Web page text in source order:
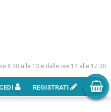
8:30 alle 13 e dalle ore 14 alle 17:30
REGISTRATI